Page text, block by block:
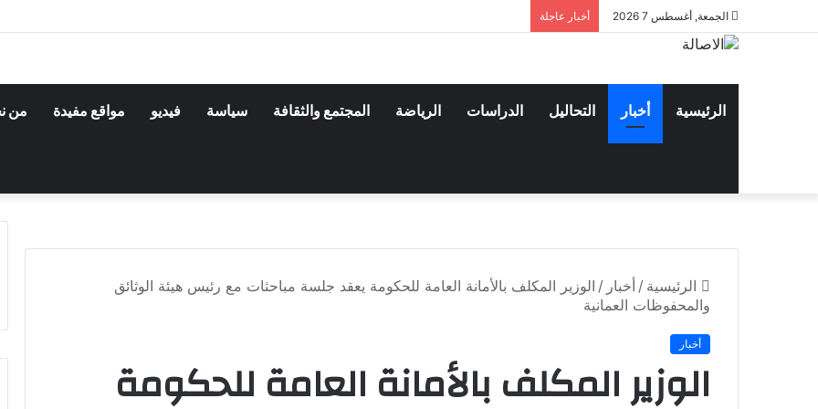
الجمعة, أغسطس 7 2026 أخبار عاجلة
الرئيسية أخبار التحاليل الدراسات الرياضة المجتمع والثقافة سياسة فيديو مواقع مفيدة من
الرئيسية / أخبار / الوزير المكلف بالأمانة العامة للحكومة يعقد جلسة مباحثات مع رئيس هيئة الوثائق
والمحفوظات العمانية
أخبار
الوزير المكلف بالأمانة العامة للحكومة